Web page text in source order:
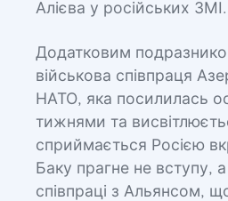
Алієва у російських ЗМІ.
Додатковим
військова співпраця
НАТО, яка посилилась
тижнями та
сприймається Росією
Баку прагне не вступу,
співпраці з Альянсом,